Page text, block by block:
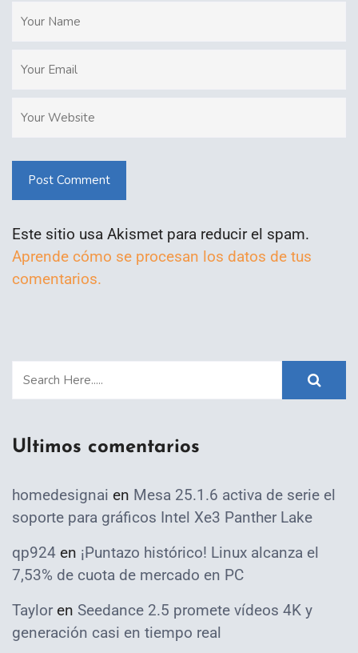
Post Comment
Este sitio usa Akismet para reducir el spam.
Aprende cómo se procesan los datos de tus
comentarios.
Ultimos comentarios
homedesignai en Mesa 25.1.6 activa de serie el
soporte para gráficos Intel Xe3 Panther Lake
qp924 en ¡Puntazo histórico! Linux alcanza el
7,53% de cuota de mercado en PC
Taylor en Seedance 2.5 promete vídeos 4K y
generación casi en tiempo real